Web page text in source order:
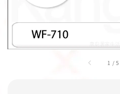
1 /5